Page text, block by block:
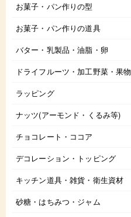
お菓子・パン作りの型
お菓子・パン作りの道具
バター・乳製品・油脂・卵
ドライフルーツ・加工野菜・果物
ラッピング
ナッツ(アーモンド・くるみ等)
チョコレート・ココア
デコレーション・トッピング
キッチン道具・雑貨・衛生資材
砂糖・はちみつ・ジャム